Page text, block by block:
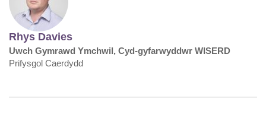
Rhys Davies
Uwch Gymrawd Ymchwil, Cyd-gyfarwyddwr WISERD
Prifysgol Caerdydd